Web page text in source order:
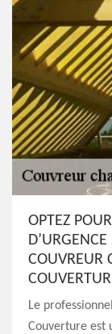
OPTEZ
COUVREUR
Le
Couverture est